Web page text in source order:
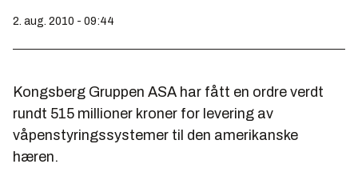
2. aug. 2010 - 09:44
Kongsberg Gruppen ASA har fått en ordre verdt
rundt 515 millioner kroner for levering av
våpenstyringssystemer til den amerikanske
hæren.